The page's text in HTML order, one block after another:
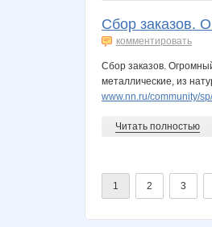
Сбор заказов.
комментировать
Сбор заказов.
металлические, из
www.nn.ru/community/
Читать полностью
1 2 3